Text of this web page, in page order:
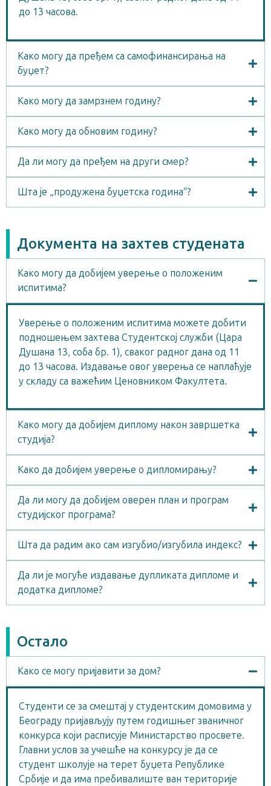
до 13 часова.
Како могу да пређем са самофинансирања на
буџет?
Како могу да замрзнем годину?
Како могу да обновим годину?
Да ли могу да пређем на други смер?
Шта је „продужена буџетска година“?
Документа на захтев студената
Како могу да добијем уверење о положеним
испитима?
Уверење о положеним испитима можете добити
подношењем захтева Студентској служби (Цара
Душана 13, соба бр. 1), сваког радног дана од 11
до 13 часова. Издавање овог уверења се наплаћује
у складу са важећим Ценовником Факултета.
Како могу да добијем диплому након завршетка
студија?
Како да добијем уверење о дипломирању?
Да ли могу да добијем оверен план и програм
студијског програма?
Шта да радим ако сам изгубио/изгубила индекс?
Да ли је могуће издавање дупликата дипломе и
додатка дипломе?
Остало
Како се могу пријавити за дом?
Студенти се за смештај у студентским домовима у
Београду пријављују путем годишњег званичног
конкурса који расписује Министарство просвете.
Главни услов за учешће на конкурсу је да се
студент школује на терет буџета Републике
Србије и да има пребивалиште ван територије